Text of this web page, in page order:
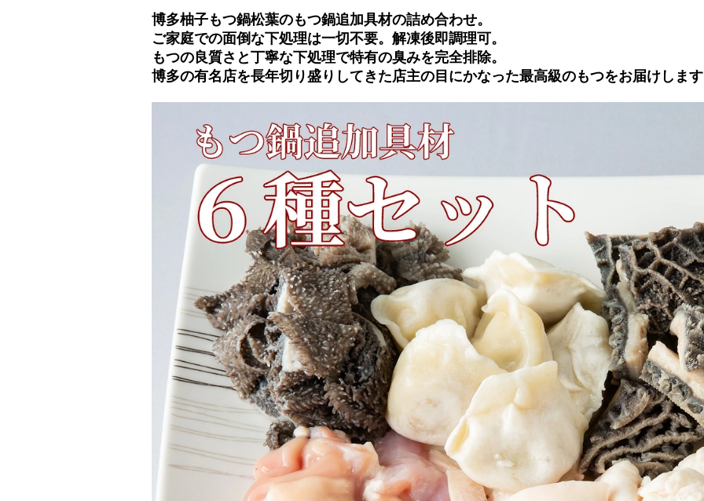
博多柚子もつ鍋松葉のもつ鍋追加具材の詰め合わせ。
ご家庭での面倒な下処理は一切不要。解凍後即調理可。
もつの良質さと丁寧な下処理で特有の臭みを完全排除。
博多の有名店を長年切り盛りしてきた店主の目にかなった最高級のもつをお届けしま